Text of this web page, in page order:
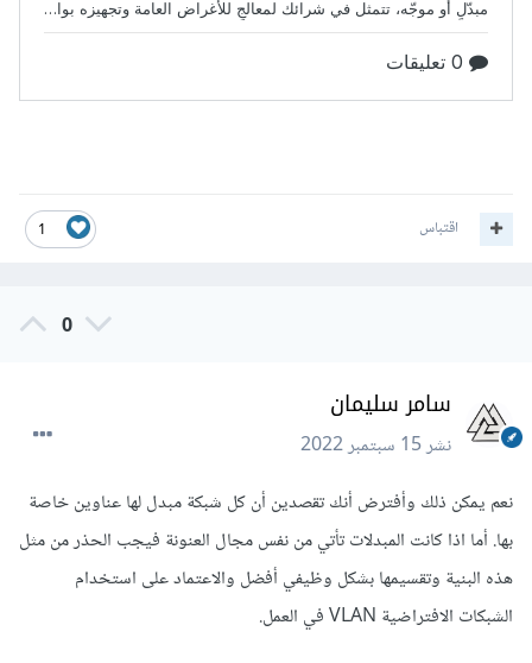
1 اقتباس
0
سامر سليمان
نشر15 سبتمبر 2022
نعم يمكن ذلك وأفترض أنك تقصدين أن كل شبكة مبدل لها عناوين خاصة
بها. أما اذا كانت المبدلات تأتي من نفس مجال العنونة فيجب الحذر من مثل
هذه البنية وتقسيمها بشكل وظيفي أفضل والاعتماد على استخدام
الشبكات الافتراضية VLAN في العمل.